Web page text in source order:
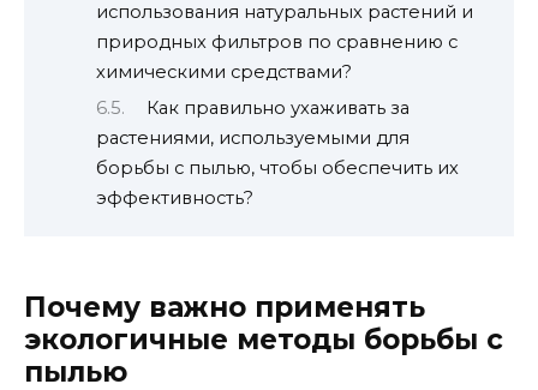
использования натуральных растений и
природных фильтров по сравнению с
химическими средствами?
Как правильно ухаживать за
растениями, используемыми для
борьбы с пылью, чтобы обеспечить их
эффективность?
Почему важно применять
экологичные методы борьбы с
пылью